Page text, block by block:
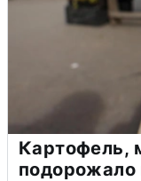
Картофель,
подорожало